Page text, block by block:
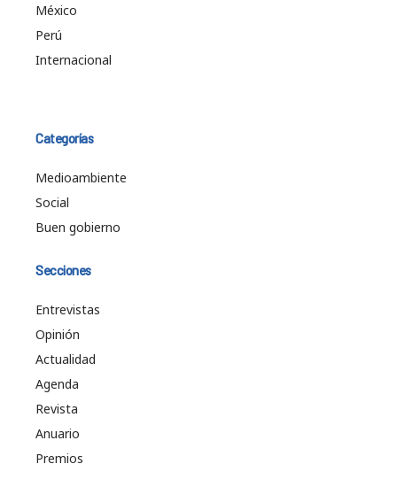
México
Perú
Internacional
Categorías
Medioambiente
Social
Buen gobierno
Secciones
Entrevistas
Opinión
Actualidad
Agenda
Revista
Anuario
Premios